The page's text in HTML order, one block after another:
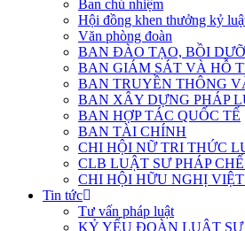
Ban chủ nhiệm
Hội đồng khen thưởng kỷ
Văn phòng đoàn
BAN ĐÀO TẠO, BỒI
BAN GIÁM SÁT VÀ HỖ
BAN TRUYỀN THÔNG
BAN XÂY DỰNG PHÁP
BAN HỢP TÁC QUỐC TẾ
BAN TÀI CHÍNH
CHI HỘI NỮ TRI THỨC
CLB LUẬT SƯ PHÁP
CHI HỘI HỮU NGHỊ
Tin tức
Tư vấn pháp luật
KỶ YẾU ĐOÀN LUẬT SƯ